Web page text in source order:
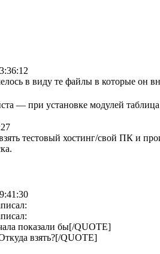
в виду те файлы в которые он
— при установке модулей таблица
тестовый хостинг/свой ПК и
показали бы[/QUOTE]
взять?[/QUOTE]